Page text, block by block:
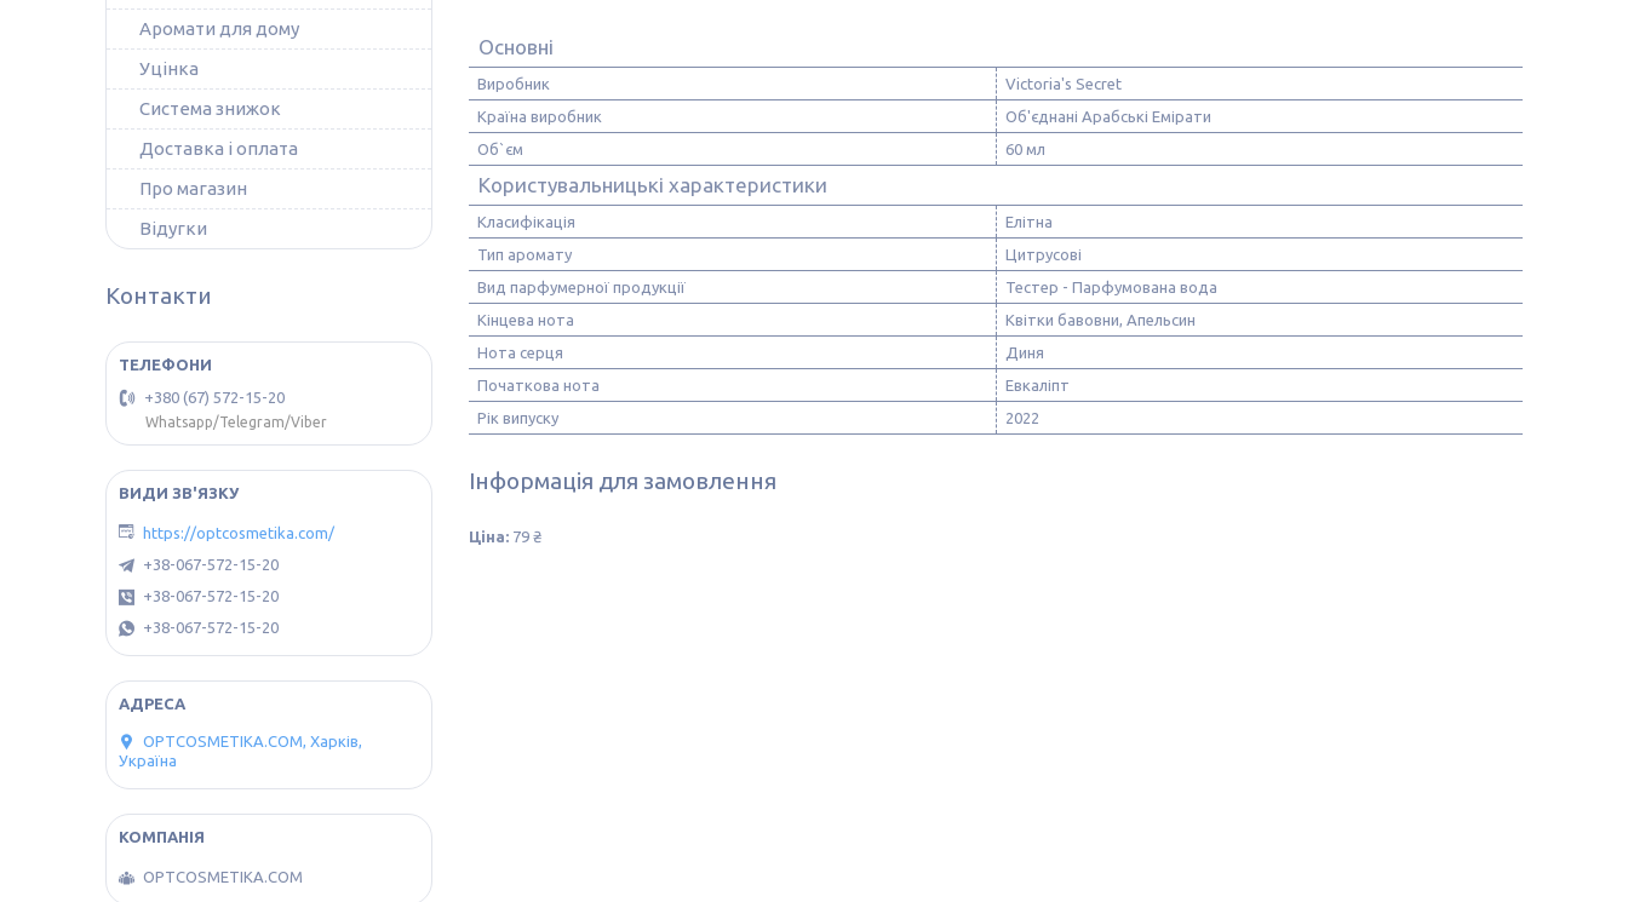
Основні
Виробник
Victoria's Secret
Країна виробник
Об'єднані Арабські Емірати
Об`єм
60 мл
Користувальницькі характеристики
Класифікація
Елітна
Тип аромату
Цитрусові
Вид парфумерної продукції
Тестер - Парфумована вода
Кінцева нота
Квітки бавовни, Апельсин
Нота серця
Диня
Початкова нота
Евкаліпт
Рік випуску
2022
Інформація для замовлення
Ціна: 79 ₴
Аромати для дому
Уцінка
Система знижок
Доставка і оплата
Про магазин
Відугки
Контакти
+380 (67) 572-15-20
Whatsapp/Telegram/Viber
https://optcosmetika.com/
+38-067-572-15-20
+38-067-572-15-20
+38-067-572-15-20
OPTCOSMETIKA.COM, Харків,
Україна
OPTCOSMETIKA.COM